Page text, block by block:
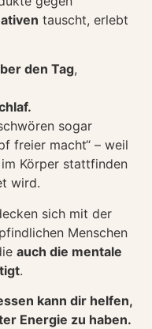
tauscht, erlebt
den Tag,
sogar
freier macht“ – weil
Körper stattfinden
wird.
sich mit der
Menschen
auch die mentale
.
kann dir helfen,
Energie zu haben.